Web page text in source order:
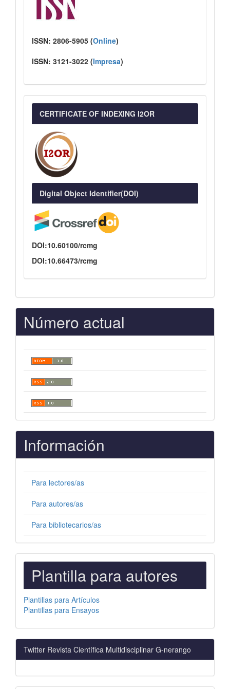
ISSN: 2806-5905 (Online)
ISSN: 3121-3022 (Impresa)
CERTIFICATE OF INDEXING I2OR
Digital Object Identifier(DOI)
DOI:10.60100/rcmg
DOI:10.66473/rcmg
Número actual
Información
Para lectores/as
Para autores/as
Para bibliotecarios/as
PLANTILLAS
PARA
AUTORES
Plantilla para autores
Plantillas para Artículos
Plantillas para Ensayos
Twitter Revista Científica Multidisciplinar G-nerango